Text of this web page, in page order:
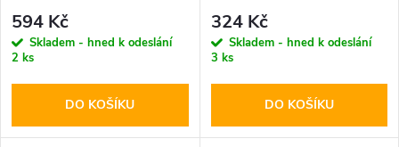
594 Kč
Skladem - hned k odeslání
2 ks
DO KOŠÍKU
324 Kč
Skladem - hned k odeslání
3 ks
DO KOŠÍKU